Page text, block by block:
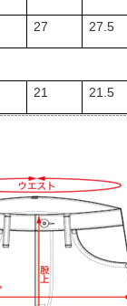
27 27.5
21 21.5